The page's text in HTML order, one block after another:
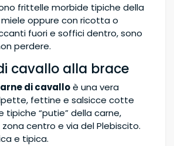
frittelle morbide tipiche della
miele oppure con ricotta o
fuori e soffici dentro, sono
perdere.
cavallo alla brace
di cavalloè una vera
fettine e salsicce cotte
tipiche “putie” della carne,
centro e via del Plebiscito.
e tipica.